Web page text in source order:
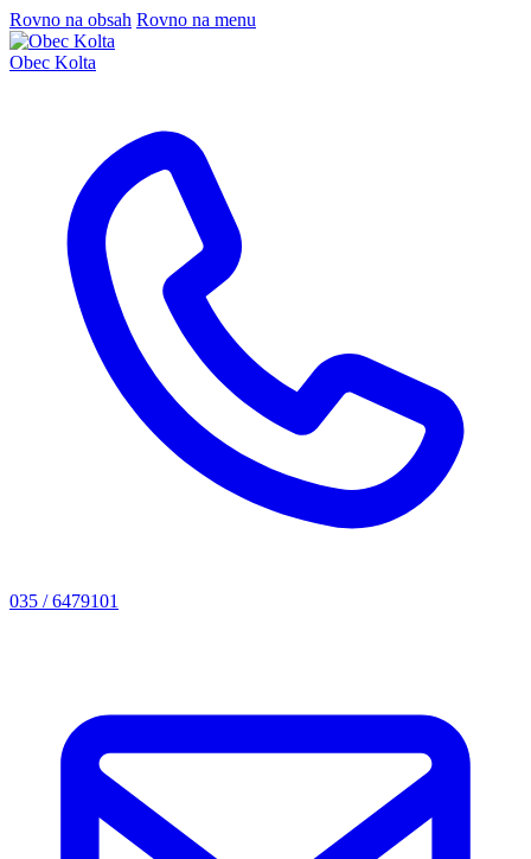
Rovno na obsah Rovno na menu
Obec Kolta
035 / 6479101